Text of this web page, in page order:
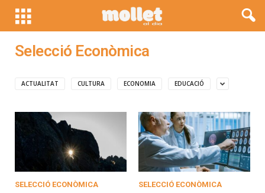
Selecció Econòmica
ACTUALITAT CULTURA ECONOMIA EDUCACIÓ
SELECCIÓ ECONÒMICA SELECCIÓ ECONÒMICA